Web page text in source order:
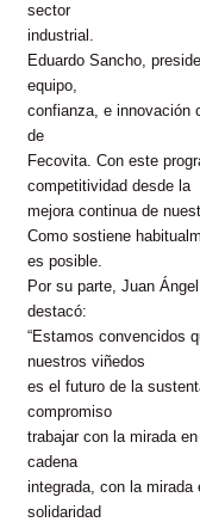
sector
industrial.
Eduardo Sancho,
equipo,
confianza, e innovación
de
Fecovita. Con este
competitividad desde la
mejora continua de
Como sostiene
es posible.
Por su parte, Juan
destacó:
“Estamos convencidos
nuestros viñedos
es el futuro de la
compromiso
trabajar con la mirada
cadena
integrada, con la
solidaridad